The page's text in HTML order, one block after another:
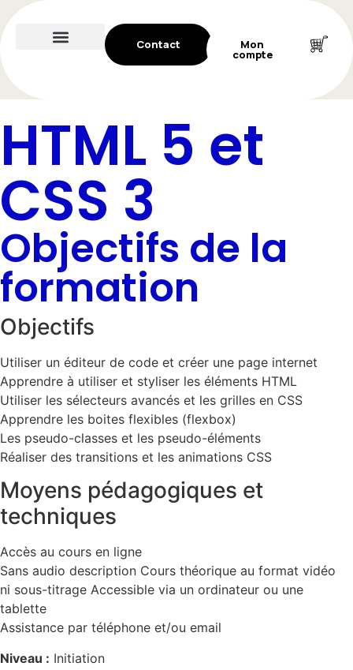
Contact Mon
compte
HTML 5 et
CSS 3
Objectifs de la
formation
Objectifs
Utiliser un éditeur de code et créer une page internet
Apprendre à utiliser et styliser les éléments HTML
Utiliser les sélecteurs avancés et les grilles en CSS
Apprendre les boites flexibles (flexbox)
Les pseudo-classes et les pseudo-éléments
Réaliser des transitions et les animations CSS
Moyens pédagogiques et
techniques
Accès au cours en ligne
Sans audio description Cours théorique au format vidéo
ni sous-titrage Accessible via un ordinateur ou une
tablette
Assistance par téléphone et/ou email
Niveau : Initiation